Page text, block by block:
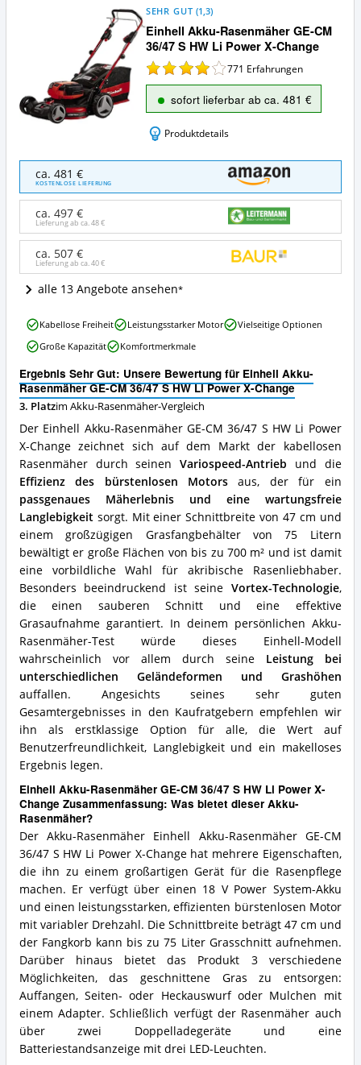
Einhell Akku-Rasenmäher GE-CM
36/47 S HW Li Power X-Change
SEHR GUT (1,3)
771 Erfahrungen
sofort lieferbar ab ca. 481 €
Produktdetails
Einhell
Akku-
Rasenmäher
GE-
36/47
HW
Li
Power
Change
Angebote:
Wo
ist
dieser
Akku-
Rasenmäher
erhältlich?
ca. 481 €
KOSTENLOSE LIEFERUNG
ca. 497 €
Lieferung ab ca.48 €
ca. 507 €
Lieferung ab ca.40 €
alle 13 Angebote ansehen
Ergebnis Sehr Gut: Unsere Bewertung für Einhell Akku-
Rasenmäher GE-CM 36/47 S HW Li Power X-Change
3. Platzim Akku-Rasenmäher-Vergleich
Der Einhell Akku-Rasenmäher GE-CM 36/47 S HW Li Power
X-Change zeichnet sich auf dem Markt der kabellosen
Rasenmäher durch seinenVariospeed-Antrieb und die
Effizienz des bürstenlosen Motors aus, der für ein
passgenaues Mäherlebnis und eine wartungsfreie
Langlebigkeitsorgt. Mit einer Schnittbreite von 47 cm und
einem großzügigen Grasfangbehälter von 75 Litern
bewältigt er große Flächen von bis zu 700 m² und ist damit
eine vorbildliche Wahl für akribische Rasenliebhaber.
Besonders beeindruckend ist seine Vortex-Technologie,
die einen sauberen Schnitt und eine effektive
Grasaufnahme garantiert. In deinem persönlichen Akku-
Rasenmäher-Test würde dieses Einhell-Modell
wahrscheinlich vor allem durch seine Leistung bei
unterschiedlichen Geländeformen und Grashöhen
auffallen. Angesichts seines sehr guten
Gesamtergebnisses in den Kaufratgebern empfehlen wir
ihn als erstklassige Option für alle, die Wert auf
Benutzerfreundlichkeit, Langlebigkeit und ein makelloses
Ergebnis legen.
Einhell Akku-Rasenmäher GE-CM 36/47 S HW Li Power X-
Change Zusammenfassung: Was bietet dieser Akku-
Rasenmäher?
Der Akku-Rasenmäher Einhell Akku-Rasenmäher GE-CM
36/47 S HW Li Power X-Change hat mehrere Eigenschaften,
die ihn zu einem großartigen Gerät für die Rasenpflege
machen. Er verfügt über einen 18 V Power System-Akku
und einen leistungsstarken, effizienten bürstenlosen Motor
mit variabler Drehzahl. Die Schnittbreite beträgt 47 cm und
der Fangkorb kann bis zu 75 Liter Grasschnitt aufnehmen.
Darüber hinaus bietet das Produkt 3 verschiedene
Möglichkeiten, das geschnittene Gras zu entsorgen:
Auffangen, Seiten- oder Heckauswurf oder Mulchen mit
einem Adapter. Schließlich verfügt der Rasenmäher auch
über zwei Doppelladegeräte und eine
Batteriestandsanzeige mit drei LED-Leuchten.
Einhell
Akku-
Rasenmäher
CM
36/47
S
HW
Li
Power
X-
Change
Vorteile:
Was
spricht
für
diesen
Akku-
Rasenmäher?
Kabellose Freiheit Leistungsstarker Motor
Vielseitige Optionen
Große Kapazität
Komfortmerkmale